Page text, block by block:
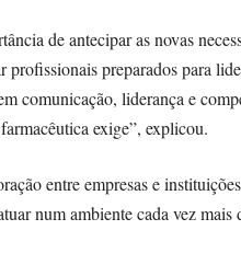
de antecipar as novas
preparados para
comunicação, liderança e
exige”, explicou.
entre empresas e
num ambiente cada vez